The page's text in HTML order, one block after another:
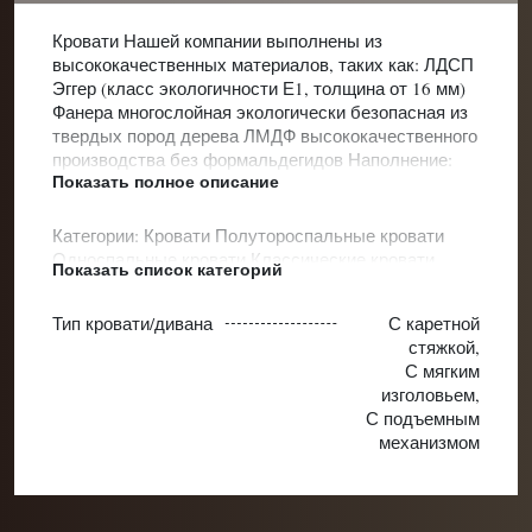
Кровати Нашей компании выполнены из
высококачественных материалов, таких как: ЛДСП
Эггер (класс экологичности Е1, толщина от 16 мм)
Фанера многослойная экологически безопасная из
твердых пород дерева ЛМДФ высококачественного
производства без формальдегидов Наполнение:
ППУ повышенной плотности
Показать полное описание
Категории: Кровати Полутороспальные кровати
Односпальные кровати Классические кровати
Кровати для подростковКровати для девочек
мягкой спинкойКлассические кровати для
Кровати для подростков с каретной
Кровати для подростков с подъемным
Кровати для подростков элитные
Белые подростковые кровати Мягкие
Кровати для детей от 3 лет
5 летКровать для подростка от 7 летПолуторные
Показать список категорий
Тип кровати/дивана
С каретной
стяжкой,
С мягким
изголовьем,
С подъемным
механизмом